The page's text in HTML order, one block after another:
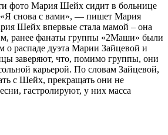
фото Мария Шейх сидит в больнице
«Я снова с вами», — пишет Мария
Шейх впервые стала мамой – она
ранее фанаты группы «2Маши» были
о распаде дуэта Марии Зайцевой и
заверяют, что, помимо группы, они
карьерой. По словам Зайцевой,
с Шейх, прекращать они не
гастролируют, у них масса